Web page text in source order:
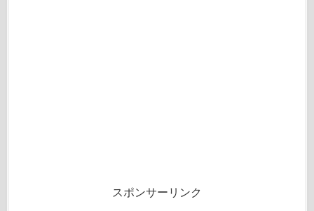
スポンサーリンク